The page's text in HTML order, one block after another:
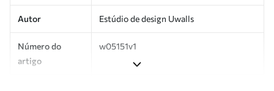
Autor Estúdio de design Uwalls
Número do
artigo
w05151v1